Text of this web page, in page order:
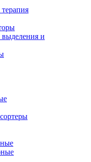
терапия
выделения и